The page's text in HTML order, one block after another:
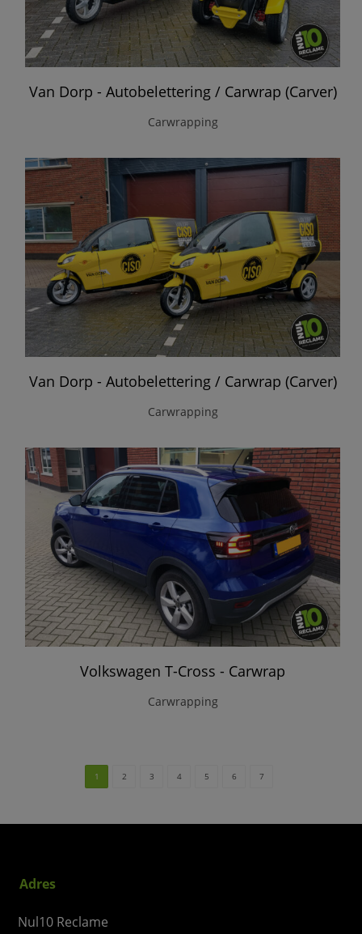
Van Dorp - Autobelettering / Carwrap (Carver)
Carwrapping
Van Dorp - Autobelettering / Carwrap (Carver)
Carwrapping
Volkswagen T-Cross - Carwrap
Carwrapping
1 2 3 4 5 6 7
Adres
Nul10 Reclame